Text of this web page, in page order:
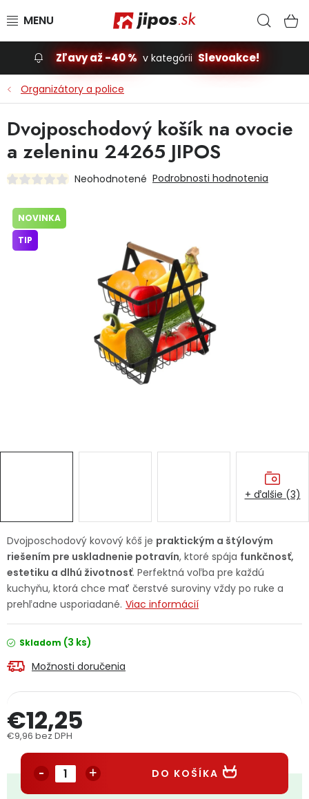
Slevoakce
Stavba, dom
Dielňa
Príslušenstvo pre automobily
Vybavenie a hračky pre deti
Ochranné pracovné pomôcky
Servis náradia Hodnotenie obchodu
Doprava a platba Váš zákaznícky účet
Kontakty
Reklamačný formulár
Obchodné podmienky
Podmienky ochrany osobných údajov
Přihlášení Registrace
Zľavy až -40 % v kategórii Slevoakce!
Organizátory a police
Dvojposchodový kovový kôš je praktickým a štýlovým
riešením pre uskladnenie potravín, ktoré spája funkčnosť,
estetiku a dlhú životnosť. Perfektná voľba pre každú
kuchyňu, ktorá chce mať čerstvé suroviny vždy po ruke a
prehľadne usporiadané. Viac informácií
Skladom (3 ks)
Možnosti doručenia
€12,25
€9,96 bez DPH
DO KOŠÍKA
Dvojposchodový košík na ovocie
a zeleninu 24265 JIPOS
Neohodnotené Podrobnosti hodnotenia
NOVINKA
TIP
+ ďalšie (3)